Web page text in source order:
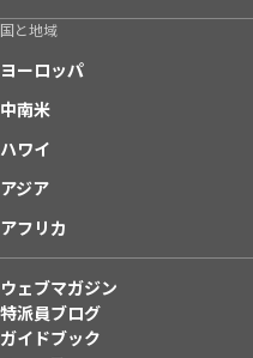
国と地域
ヨーロッパ
中南米
ハワイ
アジア
アフリカ
ウェブマガジン
特派員ブログ
ガイドブック